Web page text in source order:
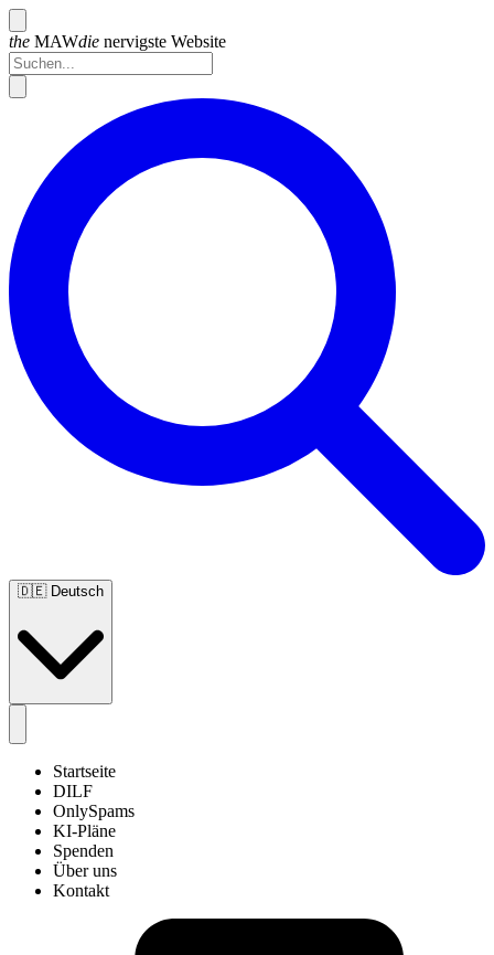
the MAWdie nervigste Website
🇩🇪 Deutsch
Startseite
DILF
OnlySpams
KI-Pläne
Spenden
Über uns
Kontakt